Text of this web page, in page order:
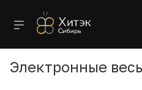
Электронные